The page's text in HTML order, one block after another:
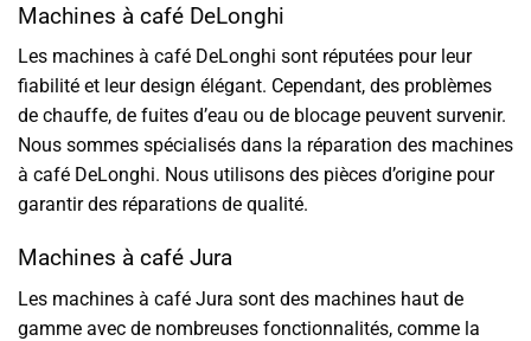
Machines à café DeLonghi
Les machines à café DeLonghi sont réputées pour leur
fiabilité et leur design élégant. Cependant, des problèmes
de chauffe, de fuites d’eau ou de blocage peuvent survenir.
Nous sommes spécialisés dans la réparation des machines
à café DeLonghi. Nous utilisons des pièces d’origine pour
garantir des réparations de qualité.
Machines à café Jura
Les machines à café Jura sont des machines haut de
gamme avec de nombreuses fonctionnalités, comme la